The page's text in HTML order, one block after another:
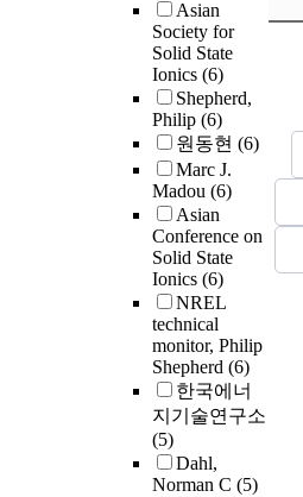
Asian
Society for
Solid State
Ionics (6)
Shepherd,
Philip (6)
원동현 (6)
Marc J.
Madou (6)
Asian
Conference on
Solid State
Ionics (6)
NREL
technical
monitor, Philip
Shepherd (6)
한국에너
지기술연구소
(5)
Dahl,
Norman C (5)